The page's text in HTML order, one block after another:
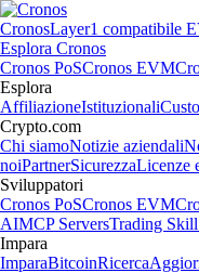
CronosLayer1 compatibile
Esplora Cronos
Cronos PoSCronos EVM
Esplora
AffiliazioneIstituzionali
Crypto.com
Chi siamoNotizie aziendali
noiPartnerSicurezzaLicenze
Sviluppatori
Cronos PoSCronos EVM
AIMCP ServersTrading
Impara
ImparaBitcoinRicerca